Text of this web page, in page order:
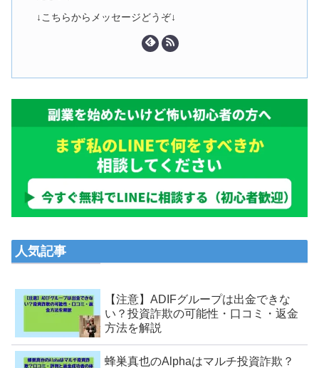
↓こちらからメッセージどうぞ↓
人気記事
【注意】ADIFグループは出金できな
い？投資詐欺の可能性・口コミ・返金
方法を解説
蜂巣真也のAlphaはマルチ投資詐欺？